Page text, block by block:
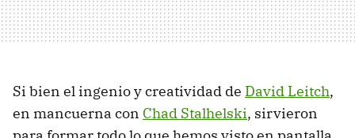
Si bien el ingenio y creatividad de David Leitch,
en mancuerna con Chad Stalhelski, sirvieron